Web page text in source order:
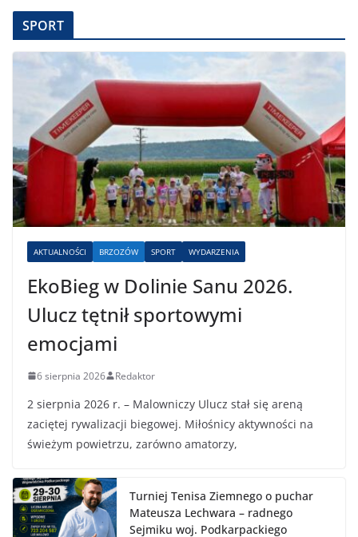
SPORT
AKTUALNOŚCI BRZOZÓW SPORT WYDARZENIA
EkoBieg w Dolinie Sanu 2026.
Ulucz tętnił sportowymi
emocjami
6 sierpnia 2026 Redaktor
2 sierpnia 2026 r. – Malowniczy Ulucz stał się areną
zaciętej rywalizacji biegowej. Miłośnicy aktywności na
świeżym powietrzu, zarówno amatorzy,
Turniej Tenisa Ziemnego o puchar
Mateusza Lechwara – radnego
Sejmiku woj. Podkarpackiego